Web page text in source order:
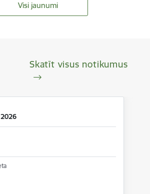
Visi jaunumi
Skatīt visus notikumus